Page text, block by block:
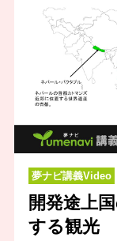
夢ナビ講義Video
開発途上
する観光